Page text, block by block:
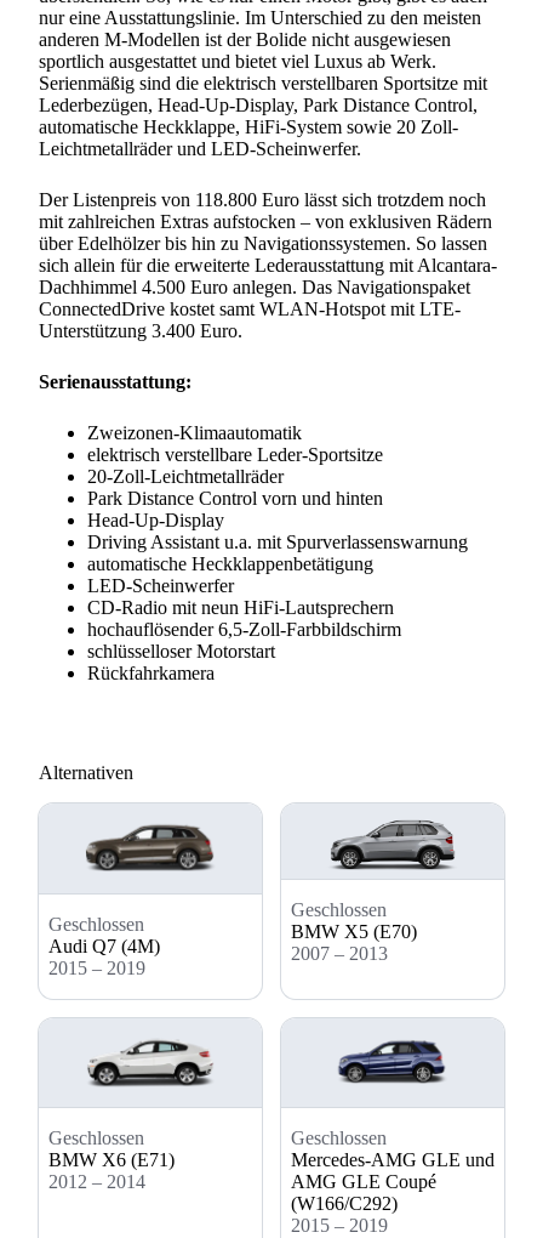
nur eine Ausstattungslinie. Im Unterschied zu den meisten
anderen M-Modellen ist der Bolide nicht ausgewiesen
sportlich ausgestattet und bietet viel Luxus ab Werk.
Serienmäßig sind die elektrisch verstellbaren Sportsitze mit
Lederbezügen, Head-Up-Display, Park Distance Control,
automatische Heckklappe, HiFi-System sowie 20 Zoll-
Leichtmetallräder und LED-Scheinwerfer.
Der Listenpreis von 118.800 Euro lässt sich trotzdem noch
mit zahlreichen Extras aufstocken – von exklusiven Rädern
über Edelhölzer bis hin zu Navigationssystemen. So lassen
sich allein für die erweiterte Lederausstattung mit Alcantara-
Dachhimmel 4.500 Euro anlegen. Das Navigationspaket
ConnectedDrive kostet samt WLAN-Hotspot mit LTE-
Unterstützung 3.400 Euro.
Serienausstattung:
Zweizonen-Klimaautomatik
elektrisch verstellbare Leder-Sportsitze
20-Zoll-Leichtmetallräder
Park Distance Control vorn und hinten
Head-Up-Display
Driving Assistant u.a. mit Spurverlassenswarnung
automatische Heckklappenbetätigung
LED-Scheinwerfer
CD-Radio mit neun HiFi-Lautsprechern
hochauflösender 6,5-Zoll-Farbbildschirm
schlüsselloser Motorstart
Rückfahrkamera
Alternativen
Geschlossen
Audi Q7 (4M)
2015 – 2019
Geschlossen
BMW X5 (E70)
2007 – 2013
Geschlossen
BMW X6 (E71)
2012 – 2014
Geschlossen
Mercedes-AMG GLE und
AMG GLE Coupé
(W166/C292)
2015 – 2019